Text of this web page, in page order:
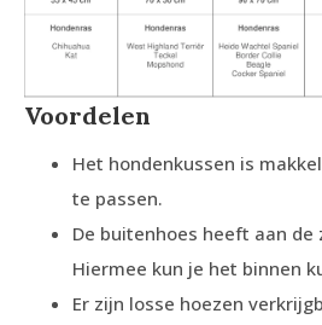
Voordelen
Het hondenkussen is
te passen.
De buitenhoes heeft aan de
Hiermee kun je het binnen
Er zijn losse hoezen